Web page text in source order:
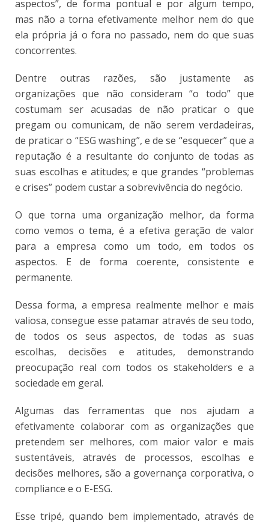
aspectos”, de forma pontual e por algum tempo,
mas não a torna efetivamente melhor nem do que
ela própria já o fora no passado, nem do que suas
concorrentes.
Dentre outras razões, são justamente as
organizações que não consideram “o todo” que
costumam ser acusadas de não praticar o que
pregam ou comunicam, de não serem verdadeiras,
de praticar o “ESG washing”, e de se “esquecer” que a
reputação é a resultante do conjunto de todas as
suas escolhas e atitudes; e que grandes “problemas
e crises” podem custar a sobrevivência do negócio.
O que torna uma organização melhor, da forma
como vemos o tema, é a efetiva geração de valor
para a empresa como um todo, em todos os
aspectos. E de forma coerente, consistente e
permanente.
Dessa forma, a empresa realmente melhor e mais
valiosa, consegue esse patamar através de seu todo,
de todos os seus aspectos, de todas as suas
escolhas, decisões e atitudes, demonstrando
preocupação real com todos os stakeholders e a
sociedade em geral.
Algumas das ferramentas que nos ajudam a
efetivamente colaborar com as organizações que
pretendem ser melhores, com maior valor e mais
sustentáveis, através de processos, escolhas e
decisões melhores, são a governança corporativa, o
compliance e o E-ESG.
Esse tripé, quando bem implementado, através de